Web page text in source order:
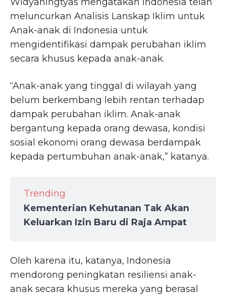
meluncurkan Analisis Lanskap Iklim untuk
Anak-anak di Indonesia untuk
mengidentifikasi dampak perubahan iklim
secara khusus kepada anak-anak.
“Anak-anak yang tinggal di wilayah yang
belum berkembang lebih rentan terhadap
dampak perubahan iklim. Anak-anak
bergantung kepada orang dewasa, kondisi
sosial ekonomi orang dewasa berdampak
kepada pertumbuhan anak-anak,” katanya.
Trending
Kementerian Kehutanan Tak Akan
Keluarkan Izin Baru di Raja Ampat
Oleh karena itu, katanya, Indonesia
mendorong peningkatan resiliensi anak-
anak secara khusus mereka yang berasal